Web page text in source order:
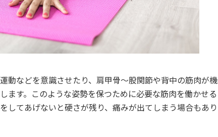
動などを意識させたり、肩甲骨〜股関節や背中の筋肉が機
ます。このような姿勢を保つために必要な筋肉を働かせる
してあげないと硬さが残り、痛みが出てしまう場合もあり